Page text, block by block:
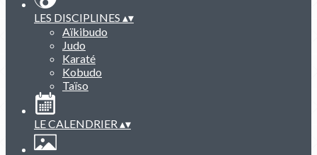
LES DISCIPLINES ▴▾
Aïkibudo
Judo
Karaté
Kobudo
Taïso
LE CALENDRIER▴▾